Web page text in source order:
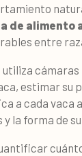
de alimento
entre
utiliza
estimar su
a cada vaca
y la forma de